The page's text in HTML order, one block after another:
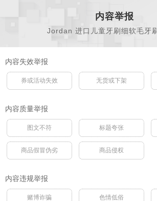
内容举报
Jordan 进口儿童牙刷细软毛牙
内容失效举报
券或活动失效 无货或下架
内容质量举报
图文不符 标题夸张
商品假冒伪劣 商品侵权
内容违规举报
赌博诈骗 色情低俗